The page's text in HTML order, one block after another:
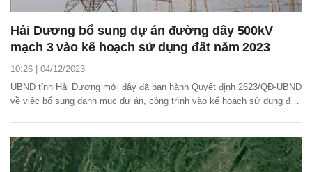
Hải Dương bổ sung dự án đường dây 500kV
mạch 3 vào kế hoạch sử dụng đất năm 2023
10:26 | 04/12/2023
UBND tỉnh Hải Dương mới đây đã ban hành Quyết định 2623/QĐ-UBND
về việc bổ sung danh mục dự án, công trình vào kế hoạch sử dụng đất